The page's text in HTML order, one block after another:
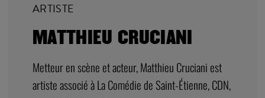
ARTISTE
MATTHIEU CRUCIANI
Metteur en scène et acteur, Matthieu Cruciani est
artiste associé à La Comédie de Saint-Étienne, CDN,